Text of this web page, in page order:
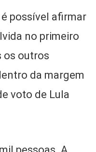
possível afirmar
no primeiro
os outros
da margem
voto de Lula